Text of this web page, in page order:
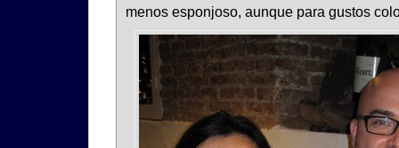
menos esponjoso, aunque para gustos